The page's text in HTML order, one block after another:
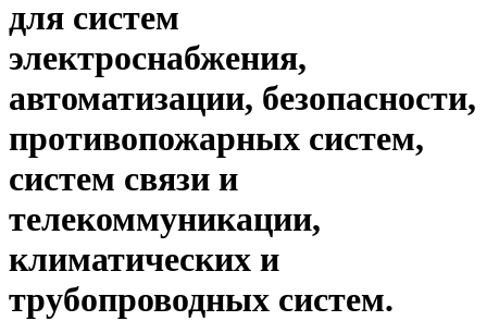
для систем
электроснабжения,
автоматизации, безопасности,
противопожарных систем,
систем связи и
телекоммуникации,
климатических и
трубопроводных систем.